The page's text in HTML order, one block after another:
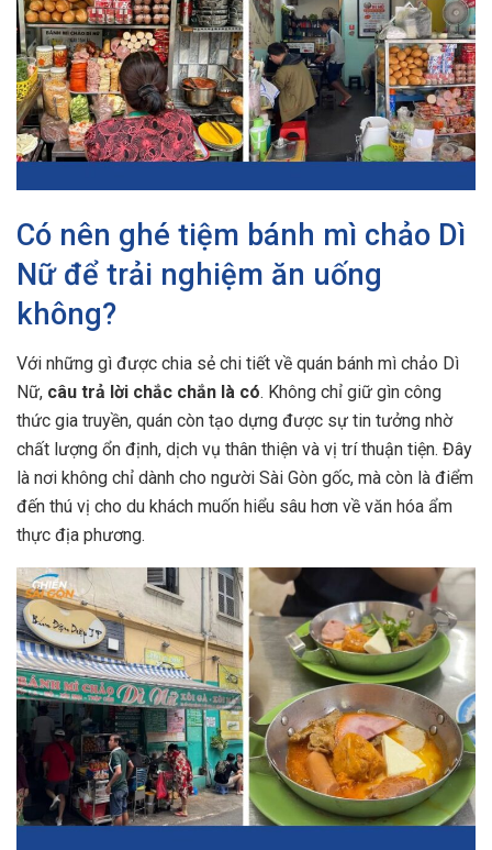
Có nên ghé tiệm bánh mì chảo Dì
Nữ để trải nghiệm ăn uống
không?
Với những gì được chia sẻ chi tiết về quán bánh mì chảo Dì
Nữ, câu trả lời chắc chắn là có. Không chỉ giữ gìn công
thức gia truyền, quán còn tạo dựng được sự tin tưởng nhờ
chất lượng ổn định, dịch vụ thân thiện và vị trí thuận tiện. Đây
là nơi không chỉ dành cho người Sài Gòn gốc, mà còn là điểm
đến thú vị cho du khách muốn hiểu sâu hơn về văn hóa ẩm
thực địa phương.